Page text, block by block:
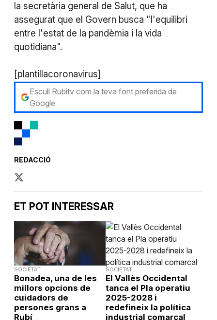
la secretària general de Salut, que ha
assegurat que el Govern busca "l'equilibri
entre l'estat de la pandèmia i la vida
quotidiana".
[plantillacoronavirus]
Escull Rubitv com la teva font preferida de
Google
REDACCIÓ
ET POT INTERESSAR
SOCIETAT
Bonadea, una de les
millors opcions de
cuidadors de
persones grans a
Rubí
SOCIETAT
El Vallès Occidental
tanca el Pla operatiu
2025-2028 i
redefineix la política
industrial comarcal